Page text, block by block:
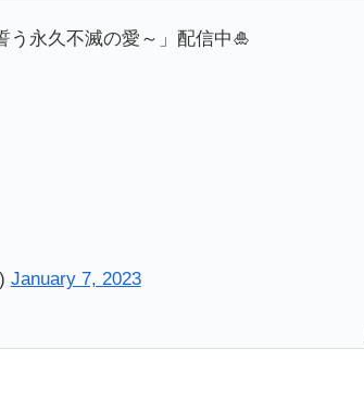
う永久不滅の愛～」配信中🎍
January 7, 2023